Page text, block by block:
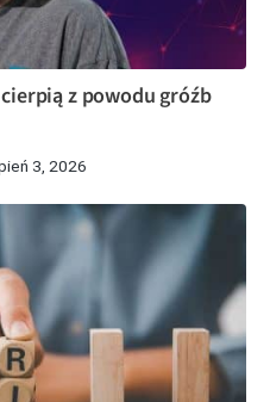
z powodu gróźb
3, 2026